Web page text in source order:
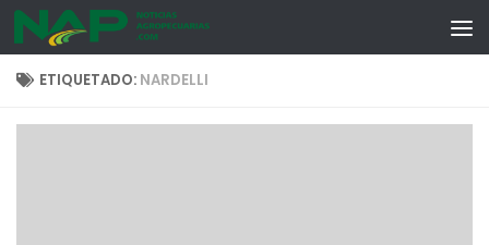
Skip to content
ETIQUETADO: NARDELLI